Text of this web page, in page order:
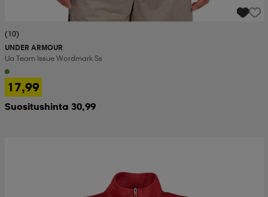
(10)
UNDER ARMOUR
Ua Team Issue Wordmark Ss
17,99
Suositushinta 30,99